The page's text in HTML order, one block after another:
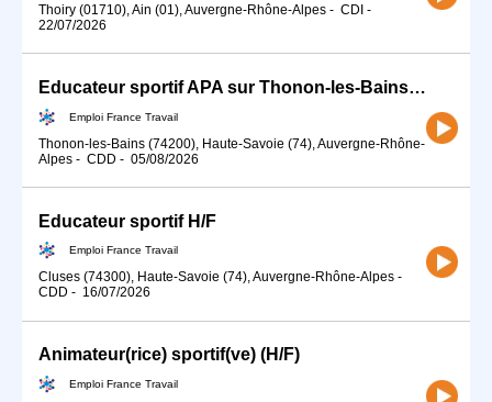
Thoiry (01710), Ain (01), Auvergne-Rhône-Alpes - CDI -
22/07/2026
Educateur sportif APA sur Thonon-les-Bains (74) (H/F)
Emploi France Travail
Thonon-les-Bains (74200), Haute-Savoie (74), Auvergne-Rhône-
Alpes - CDD - 05/08/2026
Educateur sportif H/F
Emploi France Travail
Cluses (74300), Haute-Savoie (74), Auvergne-Rhône-Alpes -
CDD - 16/07/2026
Animateur(rice) sportif(ve) (H/F)
Emploi France Travail